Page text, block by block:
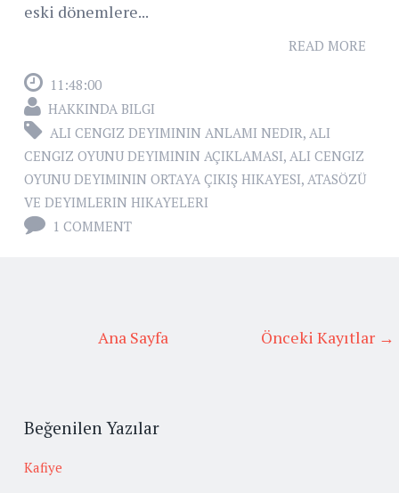
eski dönemlere...
READ MORE
11:48:00
HAKKINDA BILGI
ALI CENGIZ DEYIMININ ANLAMI NEDIR, ALI
CENGIZ OYUNU DEYIMININ AÇIKLAMASI, ALI CENGIZ
OYUNU DEYIMININ ORTAYA ÇIKIŞ HIKAYESI, ATASÖZÜ
VE DEYIMLERIN HIKAYELERI
1 COMMENT
Önceki Kayıtlar →
Ana Sayfa
Beğenilen Yazılar
Kafiye